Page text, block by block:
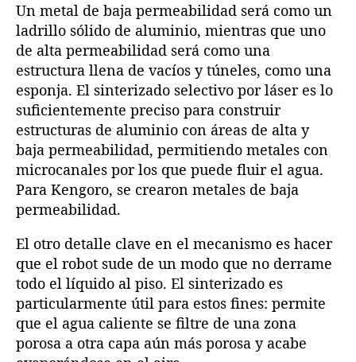
Un metal de baja permeabilidad será como un
ladrillo sólido de aluminio, mientras que uno
de alta permeabilidad será como una
estructura llena de vacíos y túneles, como una
esponja. El sinterizado selectivo por láser es lo
suficientemente preciso para construir
estructuras de aluminio con áreas de alta y
baja permeabilidad, permitiendo metales con
microcanales por los que puede fluir el agua.
Para Kengoro, se crearon metales de baja
permeabilidad.
El otro detalle clave en el mecanismo es hacer
que el robot sude de un modo que no derrame
todo el líquido al piso. El sinterizado es
particularmente útil para estos fines: permite
que el agua caliente se filtre de una zona
porosa a otra capa aún más porosa y acabe